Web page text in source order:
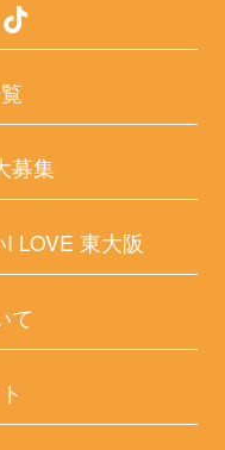
募集
LOVE 東大阪
て